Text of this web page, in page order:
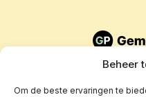
Beheer
Om de beste ervaringen te